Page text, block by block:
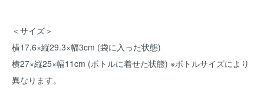
＜サイズ＞
横17.6×縦29.3×幅3cm (袋に入った状態)
横27×縦25×幅11cm (ボトルに着せた状態) ※ボトルサイズにより
異なります。